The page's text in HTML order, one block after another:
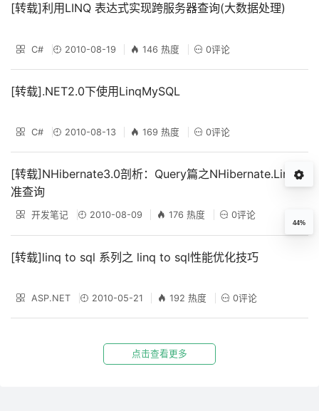
[转载]利用LINQ 表达式实现跨服务器查询(大数据处理)
C# 2010-08-19 146 热度 0评论
[转载].NET2.0下使用LinqMySQL
C# 2010-08-13 169 热度 0评论
[转载]NHibernate3.0剖析：Query篇之NHibernate.Linq标
准查询
开发笔记 2010-08-09 176 热度 0评论
[转载]linq to sql 系列之 linq to sql性能优化技巧
ASP.NET 2010-05-21 192 热度 0评论
点击查看更多
44%